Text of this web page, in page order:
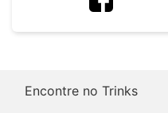
Encontre no Trinks